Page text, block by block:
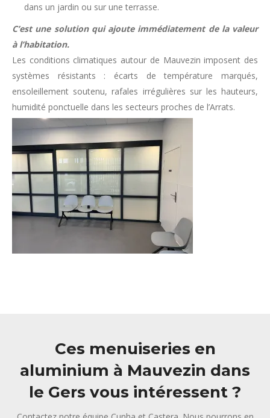
dans un jardin ou sur une terrasse.
C’est une solution qui ajoute immédiatement de la valeur
à l’habitation.
Les conditions climatiques autour de Mauvezin imposent des
systèmes résistants : écarts de température marqués,
ensoleillement soutenu, rafales irrégulières sur les hauteurs,
humidité ponctuelle dans les secteurs proches de l’Arrats.
Ces menuiseries en
aluminium à Mauvezin dans
le Gers vous intéressent ?